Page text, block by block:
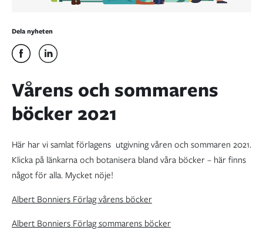
Dela nyheten
Vårens och sommarens
böcker 2021
Här har vi samlat förlagens utgivning våren och sommaren 2021.
Klicka på länkarna och botanisera bland våra böcker – här finns
något för alla. Mycket nöje!
Albert Bonniers Förlag vårens böcker
Albert Bonniers Förlag sommarens böcker